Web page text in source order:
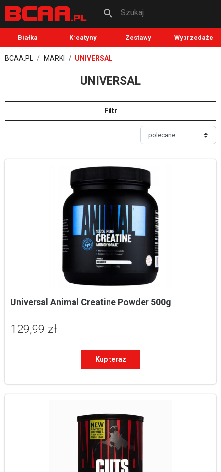
Szukaj
Białka Kreatyny Zestawy Wyprzedaże
BCAA.PL MARKI UNIVERSAL
UNIVERSAL
Filtr
Universal Animal Creatine Powder 500g
129,99 zł
Kup teraz